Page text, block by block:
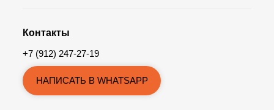
Контакты
+7 (912) 247-27-19
НАПИСАТЬ В WHATSAPP